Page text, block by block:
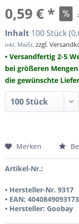
0,59 € *
Inhalt 100 Stück
inkl. MwSt.zzgl.
• Versandfertig 2-5
bei größeren
die gewünschte
Merken
Artikel-Nr.:
• Hersteller-Nr. 9317
• EAN: 4040849093173
• Hersteller: Goobay